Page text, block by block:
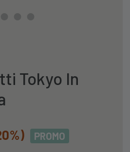
Tokyo In
PROMO